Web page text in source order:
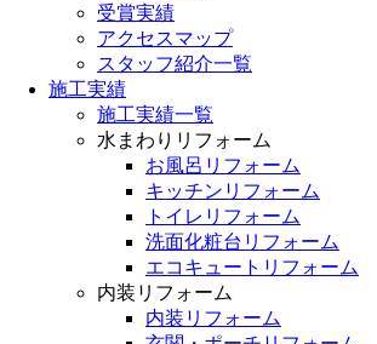
受賞実績
アクセスマップ
スタッフ紹介一覧
施工実績
施工実績一覧
水まわりリフォーム
お風呂リフォーム
キッチンリフォーム
トイレリフォーム
洗面化粧台リフォーム
エコキュートリフォーム
内装リフォーム
内装リフォーム